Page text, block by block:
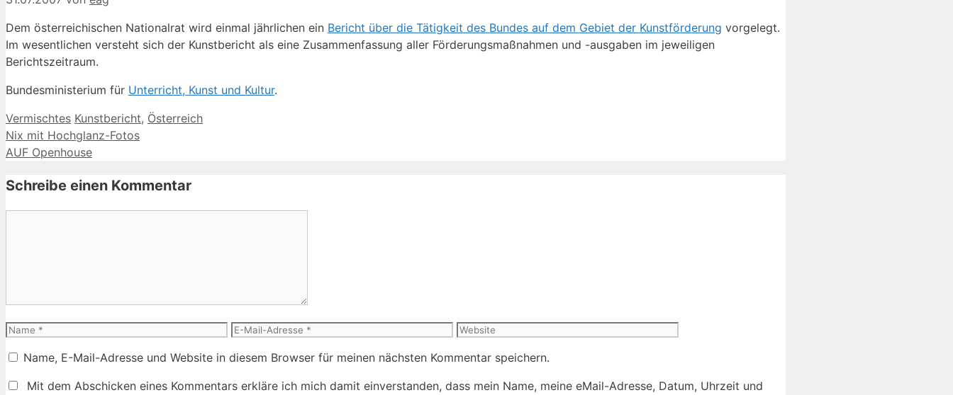
Dem österreichischen Nationalrat wird einmal jährlichen ein Bericht über die Tätigkeit des Bundes auf dem Gebiet der Kunstförderung vorgelegt.
Im wesentlichen versteht sich der Kunstbericht als eine Zusammenfassung aller Förderungsmaßnahmen und -ausgaben im jeweiligen
Berichtszeitraum.
Bundesministerium für Unterricht, Kunst und Kultur.
Kategorien
Vermischtes Schlagwörter
Kunstbericht, Österreich
Nix mit Hochglanz-Fotos
AUF Openhouse
Schreibe einen Kommentar
Name
E-
Adresse
Website
Name, E-Mail-Adresse und Website in diesem Browser für meinen nächsten Kommentar speichern.
Mit dem Abschicken eines Kommentars erkläre ich mich damit einverstanden, dass mein Name, meine eMail-Adresse, Datum, Uhrzeit und